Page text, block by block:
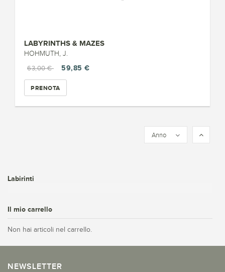
LABYRINTHS & MAZES
HOHMUTH, J.
63,00 €
59,85 €
PRENOTA
Anno
Labirinti
Il mio carrello
Non hai articoli nel carrello.
NEWSLETTER